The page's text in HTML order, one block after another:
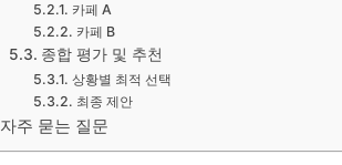
카페 A
카페 B
종합 평가 및 추천
상황별 최적 선택
최종 제안
자주 묻는 질문